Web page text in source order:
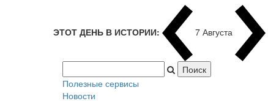
ЭТОТ ДЕНЬ В ИСТОРИИ: 7 Августа
Полезные сервисы
Новости